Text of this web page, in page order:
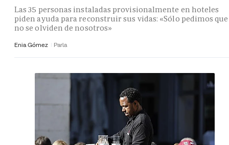
Las 35 personas instaladas provisionalmente en hoteles
piden ayuda para reconstruir sus vidas: «Sólo pedimos que
no se olviden de nosotros»
Enia Gómez Parla